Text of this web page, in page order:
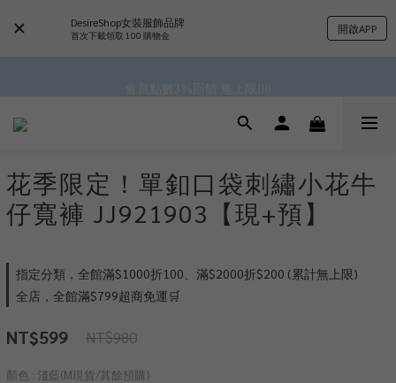
DesireShop女裝服飾品牌
首次下載領取 100 購物金 開啟APP ^•ﻌ•^全館滿$1000現折$100 累計無上限 ♡ ✧*
✿॰ॱ*｡ﾟ 全館滿$799即免運ॱ*｡ﾟ✿
花季限定！單釦口袋刺繡小花牛
仔寬褲 JJ921903【現+預】
指定分類，全館滿$1000折100、滿$2000折$200 (累計無上限)
全店，全館滿$799超商免運🛒
NT$599 NT$980
顏色 : 淺藍(M現貨/其餘預購)